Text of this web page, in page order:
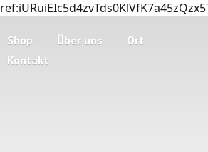
Shop Über uns
Ort
Kontakt